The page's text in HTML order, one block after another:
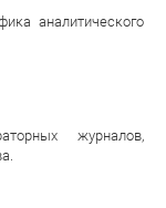
аналитического
журналов,